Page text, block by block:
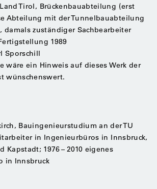
Tirol, Brückenbauabteilung (erst
Abteilung mit der Tunnelbauabteilung
damals zuständiger Sachbearbeiter
1989
Sporschill
wäre ein Hinweis auf dieses Werk der
wünschenswert.
Bauingenieurstudium an der TU
in Ingenieurbüros in Innsbruck,
Kapstadt; 1976 – 2010 eigenes
in Innsbruck